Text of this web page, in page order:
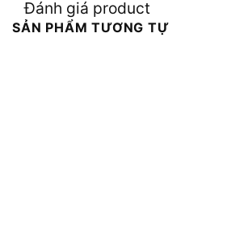
Đánh giá product
SẢN PHẨM TƯƠNG TỰ